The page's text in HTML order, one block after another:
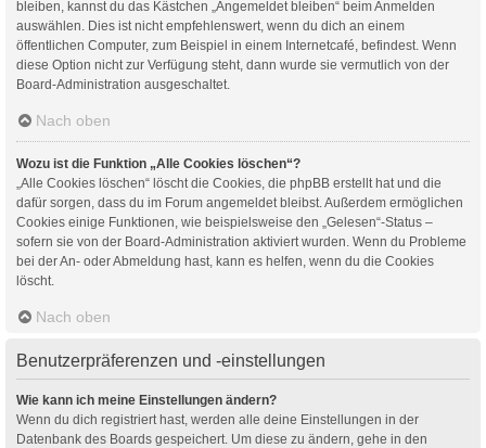
bleiben, kannst du das Kästchen „Angemeldet bleiben“ beim Anmelden
auswählen. Dies ist nicht empfehlenswert, wenn du dich an einem
öffentlichen Computer, zum Beispiel in einem Internetcafé, befindest. Wenn
diese Option nicht zur Verfügung steht, dann wurde sie vermutlich von der
Board-Administration ausgeschaltet.
Nach oben
Wozu ist die Funktion „Alle Cookies löschen“?
„Alle Cookies löschen“ löscht die Cookies, die phpBB erstellt hat und die
dafür sorgen, dass du im Forum angemeldet bleibst. Außerdem ermöglichen
Cookies einige Funktionen, wie beispielsweise den „Gelesen“-Status –
sofern sie von der Board-Administration aktiviert wurden. Wenn du Probleme
bei der An- oder Abmeldung hast, kann es helfen, wenn du die Cookies
löscht.
Nach oben
Benutzerpräferenzen und -einstellungen
Wie kann ich meine Einstellungen ändern?
Wenn du dich registriert hast, werden alle deine Einstellungen in der
Datenbank des Boards gespeichert. Um diese zu ändern, gehe in den